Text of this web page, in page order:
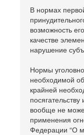
В нормах
возможность
качестве
нарушение
Нормы
необходимой
крайней
вообще не
применения
Федерации “О